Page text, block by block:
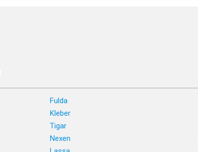
Fulda
Kleber
Tigar
Nexen